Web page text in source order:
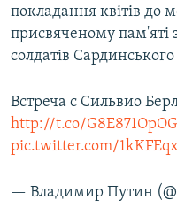
покладання квітів до
присвяченому пам'яті
солдатів Сардинського
Встреча с Сильвио
http://t.co/G8E871OpOG
pic.twitter.com/
— Владимир Путин